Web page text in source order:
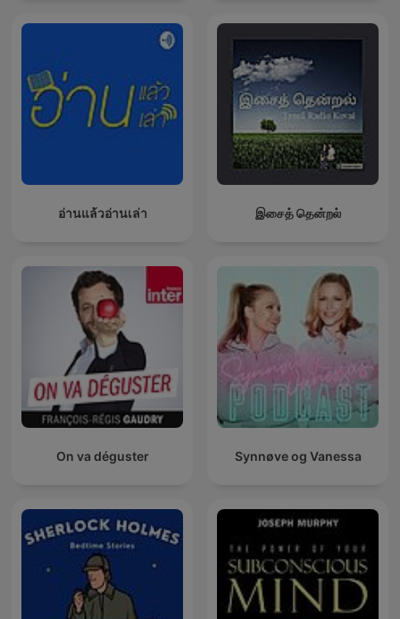
อ่านแล้วอ่านเล่า இசைத் தென்றல்
On va déguster Synnøve og Vanessa